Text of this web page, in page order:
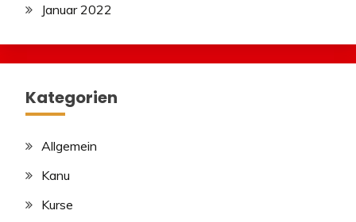
Januar 2022
Kategorien
Allgemein
Kanu
Kurse